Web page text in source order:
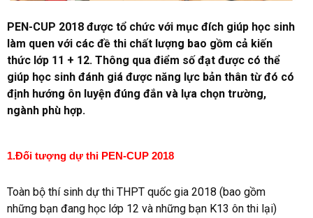
PEN-CUP 2018 được tổ chức với mục đích giúp học sinh
làm quen với các đề thi chất lượng bao gồm cả kiến
thức lớp 11 + 12. Thông qua điểm số đạt được có thể
giúp học sinh đánh giá được năng lực bản thân từ đó có
định hướng ôn luyện đúng đắn và lựa chọn trường,
ngành phù hợp.
1.Đối tượng dự thi PEN-CUP 2018
Toàn bộ thí sinh dự thi THPT quốc gia 2018 (bao gồm
những bạn đang học lớp 12 và những bạn K13 ôn thi lại)